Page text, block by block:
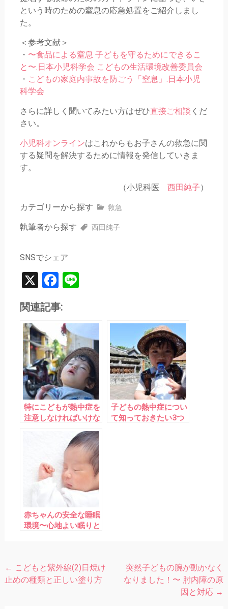
という時のための窒息の応急処置をご紹介しまし
た。
＜参考文献＞
・ 〜食品による窒息 子どもを守るためにできるこ
と〜.日本小児科学会 こどもの生活環境改善委員会
・ こ どもの家庭内事故を防ごう「窒息」.日本小児
科学会
さらに詳しく聞いてみたい方はぜひ直接ご相談 くだ
さい。
小児科オンラインはこれからもお子さんの救急に関
する疑問を解決するために情報を発信していきま
す。
（小児科医西田純子）
カテゴリーから探す 救急
執筆者から探す 西田純子
SNSでシェア
X Facebook
関連記事:
特にこどもが熱中症を
注意しなければいけな
子どもの熱中症につい
て知っておきたい3つ
赤ちゃんの安全な睡眠
環境〜心地よい眠りと
投
稿
← こどもと紫外線(2)日焼け
止めの種類と正しい塗り方
突然子どもの腕が動かなく
なりました！〜 肘内障の原
因と対応 →